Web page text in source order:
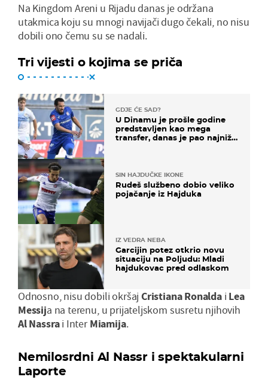
Na Kingdom Areni u Rijadu danas je održana
utakmica koju su mnogi navijači dugo čekali, no nisu
dobili ono čemu su se nadali.
Tri vijesti o kojima se priča
GDJE ĆE SAD?
U Dinamu je prošle godine
predstavljen kao mega
transfer, danas je pao najniže
SIN HAJDUČKE IKONE
Rudeš službeno dobio veliko
pojačanje iz Hajduka
IZ VEDRA NEBA
Garcijin potez otkrio novu
situaciju na Poljudu: Mladi
hajdukovac pred odlaskom
Odnosno, nisu dobili okršaj Cristiana Ronaldai Lea
Messija na terenu, u prijateljskom susretu njihovih
Al Nassrai InterMiamija.
Nemilosrdni Al Nassr i spektakularni
Laporte